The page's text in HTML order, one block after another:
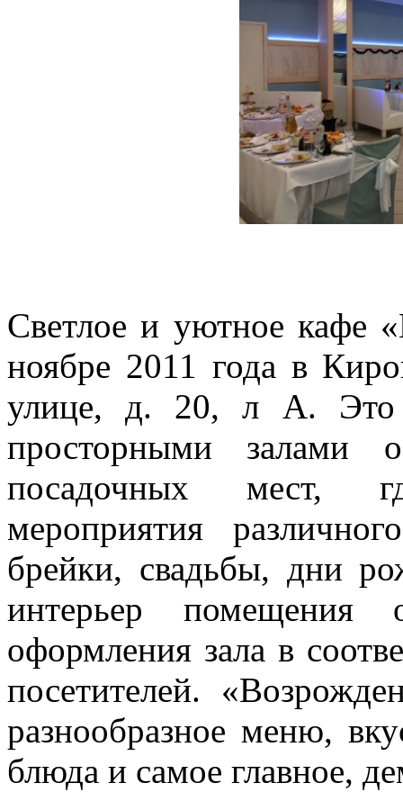
Светлое и уютное кафе
ноябре 2011 года в
улице, д. 20, л А. Это
просторными залами
посадочных мест,
мероприятия
брейки, свадьбы, дни
интерьер помещения
оформления зала в
посетителей.
разнообразное меню,
блюда и самое главное,